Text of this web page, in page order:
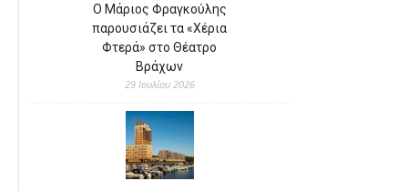
Ο Μάριος Φραγκούλης
παρουσιάζει τα «Χέρια
Φτερά» στο Θέατρο
Βράχων
29 Ιουλίου 2026